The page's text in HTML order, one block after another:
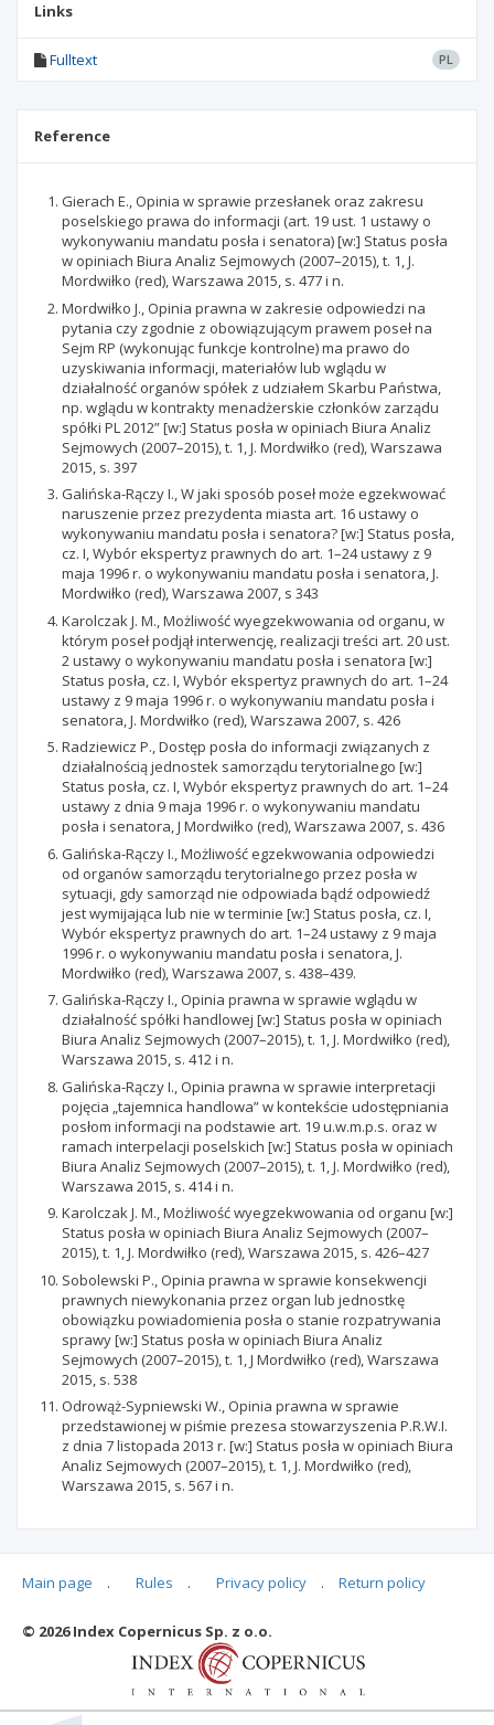
Links
Fulltext PL
Reference
Gierach E., Opinia w sprawie przesłanek oraz zakresu
poselskiego prawa do informacji (art. 19 ust. 1 ustawy o
wykonywaniu mandatu posła i senatora) [w:] Status posła
w opiniach Biura Analiz Sejmowych (2007–2015), t. 1, J.
Mordwiłko (red), Warszawa 2015, s. 477 i n.
Mordwiłko J., Opinia prawna w zakresie odpowiedzi na
pytania czy zgodnie z obowiązującym prawem poseł na
Sejm RP (wykonując funkcje kontrolne) ma prawo do
uzyskiwania informacji, materiałów lub wglądu w
działalność organów spółek z udziałem Skarbu Państwa,
np. wglądu w kontrakty menadżerskie członków zarządu
spółki PL 2012” [w:] Status posła w opiniach Biura Analiz
Sejmowych (2007–2015), t. 1, J. Mordwiłko (red), Warszawa
2015, s. 397
Galińska-Rączy I., W jaki sposób poseł może egzekwować
naruszenie przez prezydenta miasta art. 16 ustawy o
wykonywaniu mandatu posła i senatora? [w:] Status posła,
cz. I, Wybór ekspertyz prawnych do art. 1–24 ustawy z 9
maja 1996 r. o wykonywaniu mandatu posła i senatora, J.
Mordwiłko (red), Warszawa 2007, s 343
Karolczak J. M., Możliwość wyegzekwowania od organu, w
którym poseł podjął interwencję, realizacji treści art. 20 ust.
2 ustawy o wykonywaniu mandatu posła i senatora [w:]
Status posła, cz. I, Wybór ekspertyz prawnych do art. 1–24
ustawy z 9 maja 1996 r. o wykonywaniu mandatu posła i
senatora, J. Mordwiłko (red), Warszawa 2007, s. 426
Radziewicz P., Dostęp posła do informacji związanych z
działalnością jednostek samorządu terytorialnego [w:]
Status posła, cz. I, Wybór ekspertyz prawnych do art. 1–24
ustawy z dnia 9 maja 1996 r. o wykonywaniu mandatu
posła i senatora, J Mordwiłko (red), Warszawa 2007, s. 436
Galińska-Rączy I., Możliwość egzekwowania odpowiedzi
od organów samorządu terytorialnego przez posła w
sytuacji, gdy samorząd nie odpowiada bądź odpowiedź
jest wymijająca lub nie w terminie [w:] Status posła, cz. I,
Wybór ekspertyz prawnych do art. 1–24 ustawy z 9 maja
1996 r. o wykonywaniu mandatu posła i senatora, J.
Mordwiłko (red), Warszawa 2007, s. 438–439.
Galińska-Rączy I., Opinia prawna w sprawie wglądu w
działalność spółki handlowej [w:] Status posła w opiniach
Biura Analiz Sejmowych (2007–2015), t. 1, J. Mordwiłko (red),
Warszawa 2015, s. 412 i n.
Galińska-Rączy I., Opinia prawna w sprawie interpretacji
pojęcia „tajemnica handlowa” w kontekście udostępniania
posłom informacji na podstawie art. 19 u.w.m.p.s. oraz w
ramach interpelacji poselskich [w:] Status posła w opiniach
Biura Analiz Sejmowych (2007–2015), t. 1, J. Mordwiłko (red),
Warszawa 2015, s. 414 i n.
Karolczak J. M., Możliwość wyegzekwowania od organu [w:]
Status posła w opiniach Biura Analiz Sejmowych (2007–
2015), t. 1, J. Mordwiłko (red), Warszawa 2015, s. 426–427
Sobolewski P., Opinia prawna w sprawie konsekwencji
prawnych niewykonania przez organ lub jednostkę
obowiązku powiadomienia posła o stanie rozpatrywania
sprawy [w:] Status posła w opiniach Biura Analiz
Sejmowych (2007–2015), t. 1, J Mordwiłko (red), Warszawa
2015, s. 538
Odrowąż-Sypniewski W., Opinia prawna w sprawie
przedstawionej w piśmie prezesa stowarzyszenia P.R.W.I.
z dnia 7 listopada 2013 r. [w:] Status posła w opiniach Biura
Analiz Sejmowych (2007–2015), t. 1, J. Mordwiłko (red),
Warszawa 2015, s. 567 i n.
Articles quoting
Main page . Rules . Privacy policy . Return policy
© 2026 Index Copernicus Sp. z o.o.